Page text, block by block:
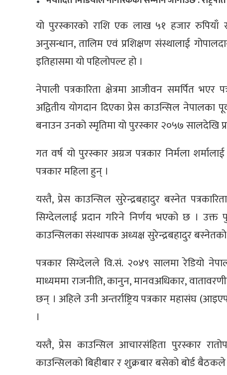
यो पुरस्कारको राशि एक लाख ५१ हजार रुपियाँ
अनुसन्धान, तालिम एवं प्रशिक्षण संस्थालाई
इतिहासमा यो पहिलोपल्ट हो ।
नेपाली पत्रकारिता क्षेत्रमा आजीवन समर्पित भएर
अद्वितीय योगदान दिएका प्रेस काउन्सिल नेपालका
बनाउन उनको स्मृतिमा यो पुरस्कार २०५७ सालदेखि
गत वर्ष यो पुरस्कार अग्रज पत्रकार निर्मला
पत्रकार महिला हुन् ।
यस्तै, प्रेस काउन्सिल सुरेन्द्रबहादुर बस्नेत
सिग्देललाई प्रदान गरिने निर्णय भएको छ ।
काउन्सिलका संस्थापक अध्यक्ष सुरेन्द्रबहादुर बस्नेतको
पत्रकार सिग्देलले वि.सं. २०४९ सालमा रेडियो
माध्यममा राजनीति, कानुन, मानवअधिकार,
छन् । अहिले उनी अन्तर्राष्ट्रिय पत्रकार महासंघ
।
यस्तै, प्रेस काउन्सिल आचारसंहिता पुरस्कार
काउन्सिलको बिहीबार र शुक्रबार बसेको बोर्ड बैठकले